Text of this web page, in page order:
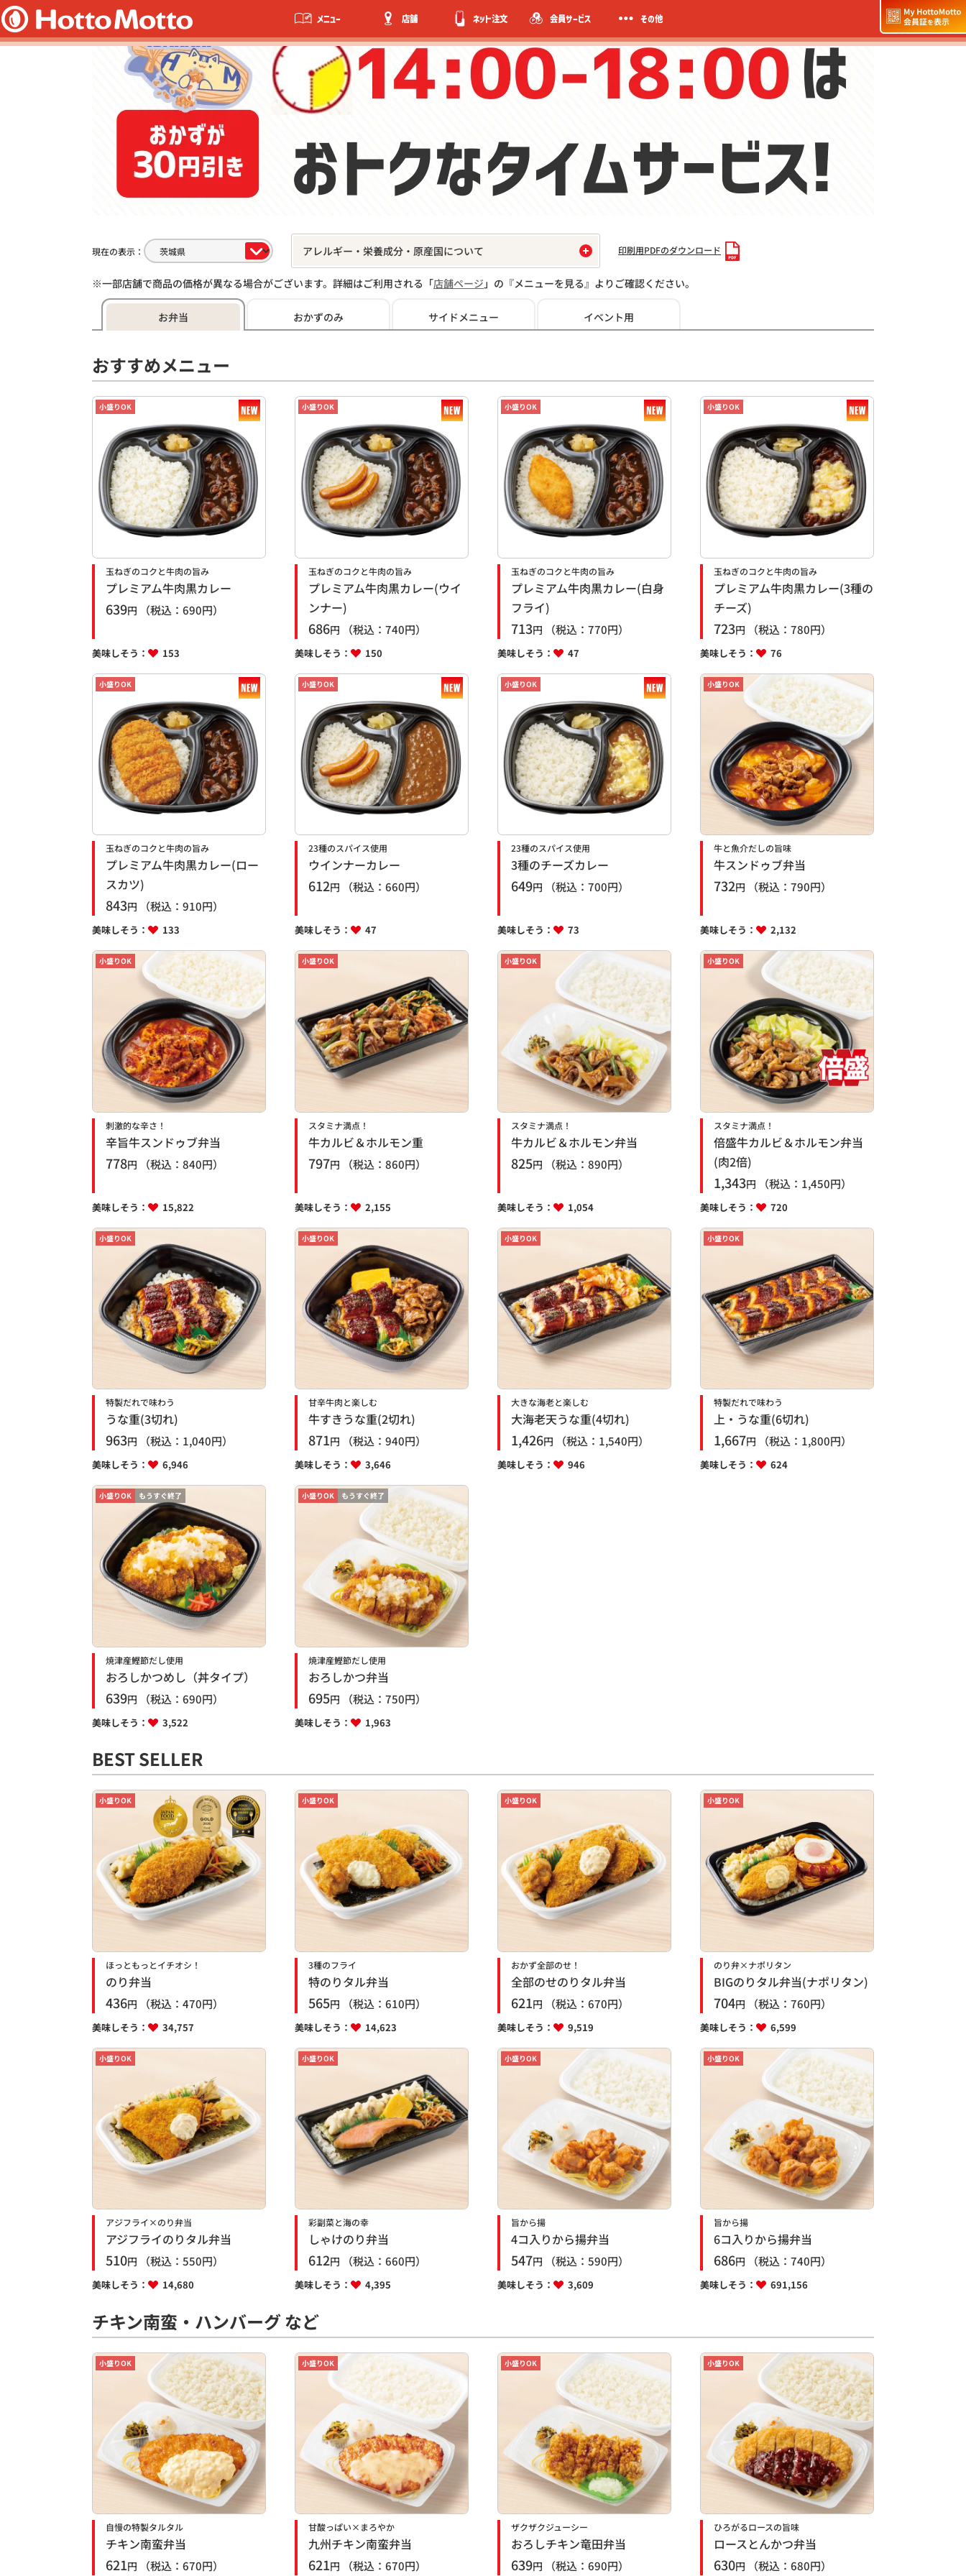
メニュー 店舗 ネット注文 会員サービス その他
現在の表示： アレルギー・栄養成分・原産国について 印刷用PDFのダウンロード
一部店舗で商品の価格が異なる場合がございます。詳細はご利用される「店舗ページ 」の『メニューを見る』よりご確認ください。
お弁当 おかずのみ サイドメニュー イベント用
おすすめメニュー
小盛りOK
玉ねぎのコクと牛肉の旨み
プレミアム牛肉黒カレー
639円 （税込： 690円）
美味しそう： 153
小盛りOK
玉ねぎのコクと牛肉の旨み
プレミアム牛肉黒カレー(ウイ
ンナー)
686円 （税込： 740円）
美味しそう： 150
小盛りOK
玉ねぎのコクと牛肉の旨み
プレミアム牛肉黒カレー(白身
フライ)
713円 （税込： 770円）
美味しそう： 47
小盛りOK
玉ねぎのコクと牛肉の旨み
プレミアム牛肉黒カレー(3種の
チーズ)
723円 （税込： 780円）
美味しそう： 76
小盛りOK
玉ねぎのコクと牛肉の旨み
プレミアム牛肉黒カレー(ロー
スカツ)
843円 （税込： 910円）
美味しそう： 133
小盛りOK
23種のスパイス使用
ウインナーカレー
612円 （税込： 660円）
美味しそう： 47
小盛りOK
23種のスパイス使用
3種のチーズカレー
649円 （税込： 700円）
美味しそう： 73
小盛りOK
牛と魚介だしの旨味
牛スンドゥブ弁当
732円 （税込： 790円）
美味しそう： 2,132
小盛りOK
刺激的な辛さ！
辛旨牛スンドゥブ弁当
778円 （税込： 840円）
美味しそう： 15,822
小盛りOK
スタミナ満点！
牛カルビ＆ホルモン重
797円 （税込： 860円）
美味しそう： 2,155
小盛りOK
スタミナ満点！
牛カルビ＆ホルモン弁当
825円 （税込： 890円）
美味しそう： 1,054
小盛りOK
スタミナ満点！
倍盛牛カルビ＆ホルモン弁当
(肉2倍)
1,343円 （税込： 1,450円）
美味しそう： 720
小盛りOK
特製だれで味わう
うな重(3切れ)
963円 （税込： 1,040円）
美味しそう： 6,946
小盛りOK
甘辛牛肉と楽しむ
牛すきうな重(2切れ)
871円 （税込： 940円）
美味しそう： 3,646
小盛りOK
大きな海老と楽しむ
大海老天うな重(4切れ)
1,426円 （税込： 1,540円）
美味しそう： 946
小盛りOK
特製だれで味わう
上・うな重(6切れ)
1,667円 （税込： 1,800円）
美味しそう： 624
小盛りOK もうすぐ終了
焼津産鰹節だし使用
おろしかつめし（丼タイプ）
639円 （税込： 690円）
美味しそう： 3,522
小盛りOK もうすぐ終了
焼津産鰹節だし使用
おろしかつ弁当
695円 （税込： 750円）
美味しそう： 1,963
BEST SELLER
小盛りOK
ほっともっとイチオシ！
のり弁当
436円 （税込： 470円）
美味しそう： 34,757
小盛りOK
3種のフライ
特のりタル弁当
565円 （税込： 610円）
美味しそう： 14,623
小盛りOK
おかず全部のせ！
全部のせのりタル弁当
621円 （税込： 670円）
美味しそう： 9,519
小盛りOK
のり弁×ナポリタン
BIGのりタル弁当(ナポリタン)
704円 （税込： 760円）
美味しそう： 6,599
小盛りOK
アジフライ×のり弁当
アジフライのりタル弁当
510円 （税込： 550円）
美味しそう： 14,680
小盛りOK
彩副菜と海の幸
しゃけのり弁当
612円 （税込： 660円）
美味しそう： 4,395
小盛りOK
旨から揚
4コ入りから揚弁当
547円 （税込： 590円）
美味しそう： 3,609
小盛りOK
旨から揚
6コ入りから揚弁当
686円 （税込： 740円）
美味しそう： 691,156
チキン南蛮・ハンバーグ など
小盛りOK
自慢の特製タルタル
チキン南蛮弁当
621円 （税込： 670円）
小盛りOK
甘酸っぱい×まろやか
九州チキン南蛮弁当
621円 （税込： 670円）
小盛りOK
ザクザクジューシー
おろしチキン竜田弁当
639円 （税込： 690円）
小盛りOK
ひろがるロースの旨味
ロースとんかつ弁当
630円 （税込： 680円）